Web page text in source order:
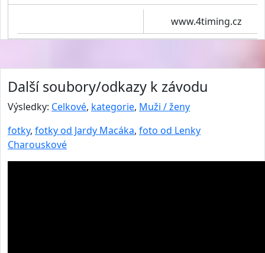
www.4timing.cz
Další soubory/odkazy k závodu
Výsledky: Celkové, kategorie, Muži / ženy
fotky, fotky od Jardy Macáka, foto od Lenky
Charouskové